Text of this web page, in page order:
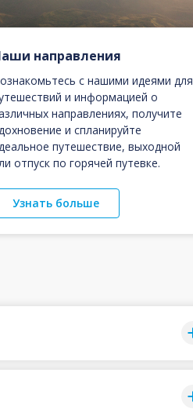
направления
с нашими идеями для
и информацией о
направлениях, получите
и спланируйте
путешествие, выходной
отпуск по горячей путевке.
Узнать больше